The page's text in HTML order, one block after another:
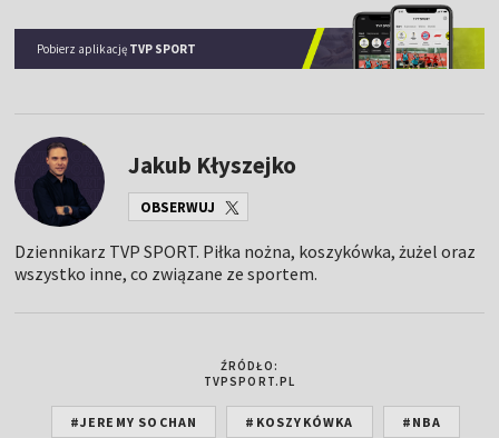
Pobierz aplikację TVP SPORT
Jakub Kłyszejko
OBSERWUJ
Dziennikarz TVP SPORT. Piłka nożna, koszykówka, żużel oraz
wszystko inne, co związane ze sportem.
ŹRÓDŁO:
TVPSPORT.PL
#JEREMY SOCHAN #KOSZYKÓWKA #NBA